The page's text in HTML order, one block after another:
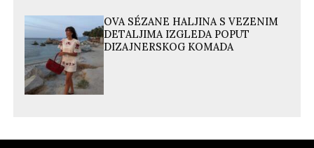
OVA SÉZANE HALJINA S VEZENIM
DETALJIMA IZGLEDA POPUT
DIZAJNERSKOG KOMADA